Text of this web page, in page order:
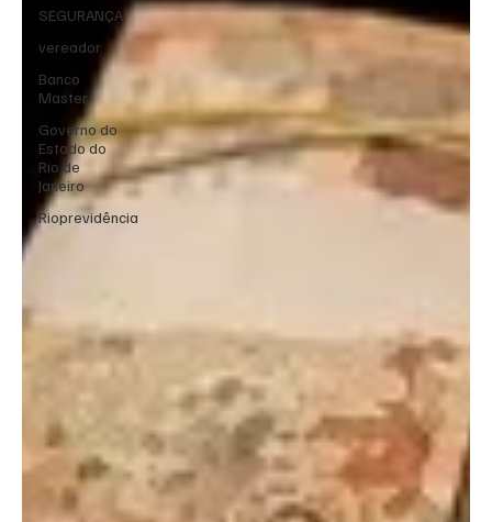
SEGURANÇA
vereador
Banco
Master
Governo do
Estado do
Rio de
Janeiro
Rioprevidência